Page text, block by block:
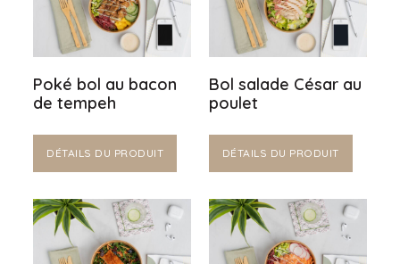
Poké bol au bacon
de tempeh
DÉTAILS DU PRODUIT
Bol salade César au
poulet
DÉTAILS DU PRODUIT